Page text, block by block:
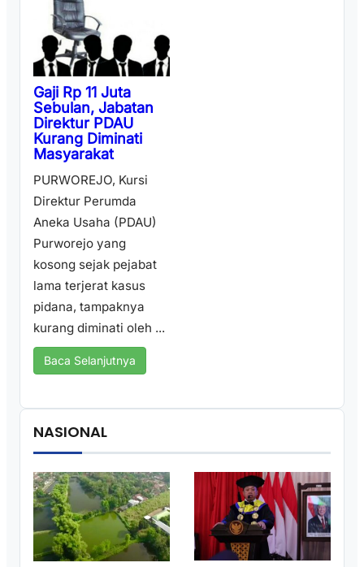
Gaji Rp 11 Juta
Sebulan, Jabatan
Direktur PDAU
Kurang Diminati
Masyarakat
PURWOREJO, Kursi
Direktur Perumda
Aneka Usaha (PDAU)
Purworejo yang
kosong sejak pejabat
lama terjerat kasus
pidana, tampaknya
kurang diminati oleh ...
Baca Selanjutnya
NASIONAL